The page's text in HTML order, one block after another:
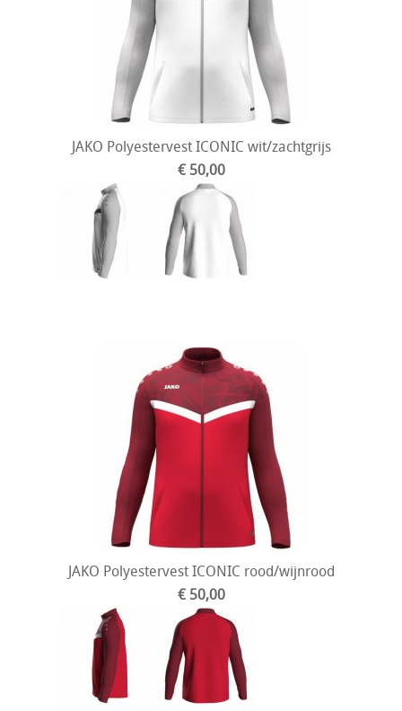
JAKO Polyestervest ICONIC wit/zachtgrijs
€ 50,00
JAKO Polyestervest ICONIC rood/wijnrood
€ 50,00